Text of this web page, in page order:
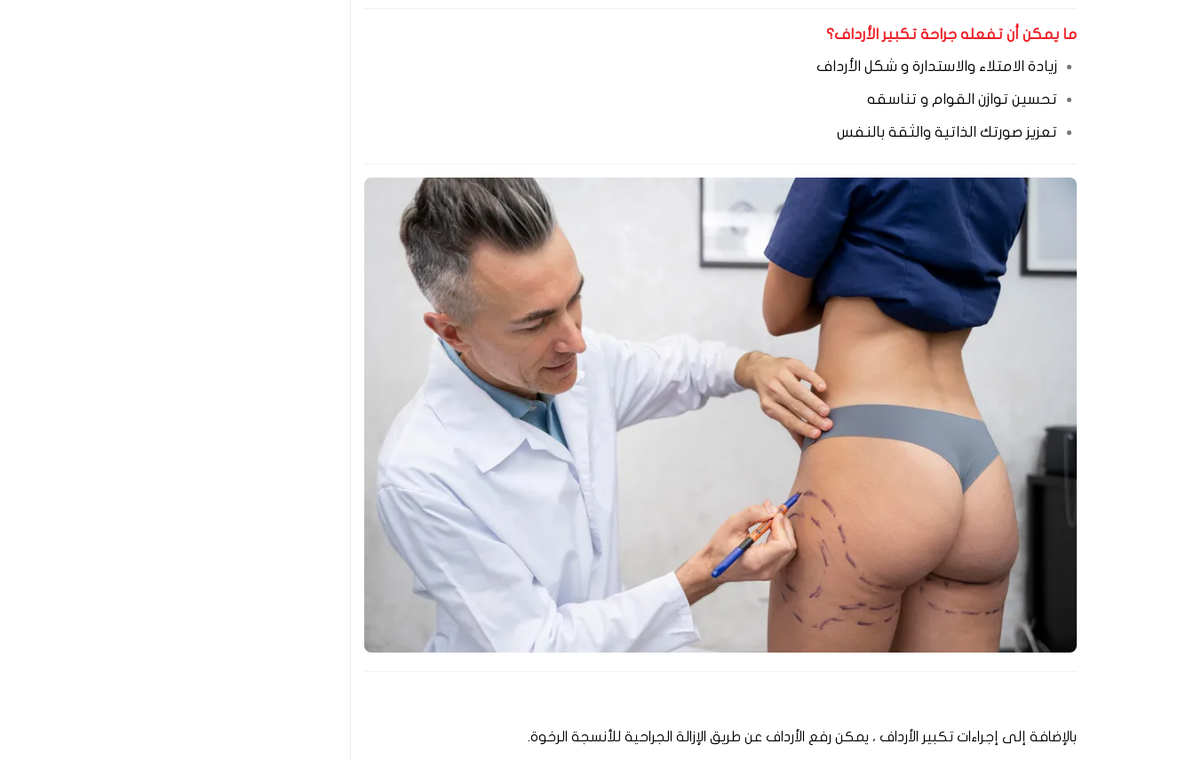
ما يمكن أن تفعله جراحة تكبير الأرداف؟
زيادة الامتلاء والاستدارة و شكل الأرداف
تحسين توازن القوام و تناسقه
تعزيز صورتك الذاتية والثقة بالنفس
بالإضافة إلى إجراءات تكبير الأرداف ، يمكن رفع الأرداف عن طريق الإزالة الجراحية للأنسجة الرخوة.